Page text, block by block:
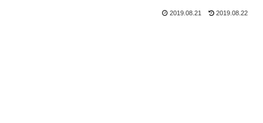
2019.08.21 2019.08.22